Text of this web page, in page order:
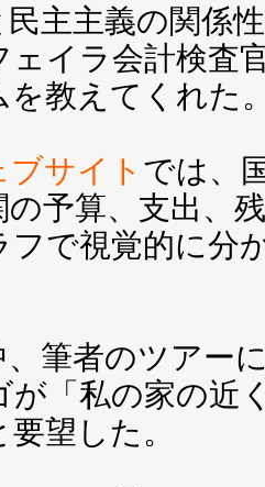
主主義の関係
ェイラ会計検査
を教えてくれた
サイト では、
予算、支出、
フで視覚的に分
筆者のツアー
が「私の家の近
望した。